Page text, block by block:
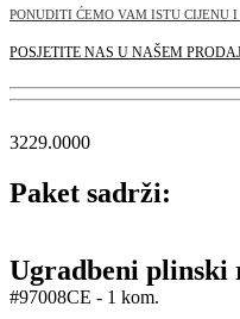
PONUDITI ĆEMO VAM ISTU CIJENU I
POSJETITE NAS U NAŠEM
3229.0000
Paket sadrži:
Ugradbeni plinski
#97008CE - 1 kom.